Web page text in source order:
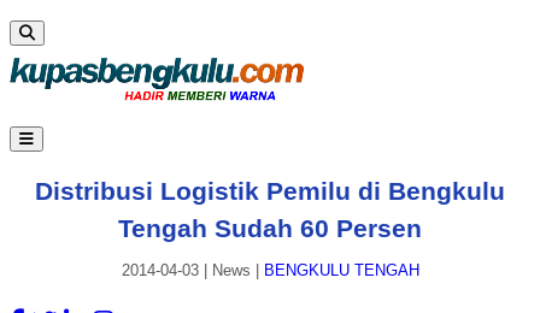
Distribusi Logistik Pemilu di Bengkulu
Tengah Sudah 60 Persen
2014-04-03| News BENGKULU TENGAH